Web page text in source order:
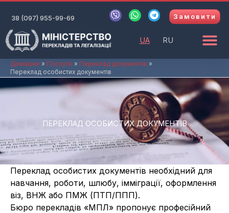
вмісту
38 (097) 955-99-69
V
i
W
h
a
p
T
e
r
Замовити
UA RU
Домашня Послуги
Переклад документів
Переклад особистих документів
ПЕРЕКЛАД ОСОБИСТИХ ДОКУМЕНТІВ
Переклад особистих документів необхідний для
навчання, роботи, шлюбу, імміграції, оформлення
віз, ВНЖ або ПМЖ (ПТП/ППП).
Бюро перекладів «МПЛ» пропонує професійний